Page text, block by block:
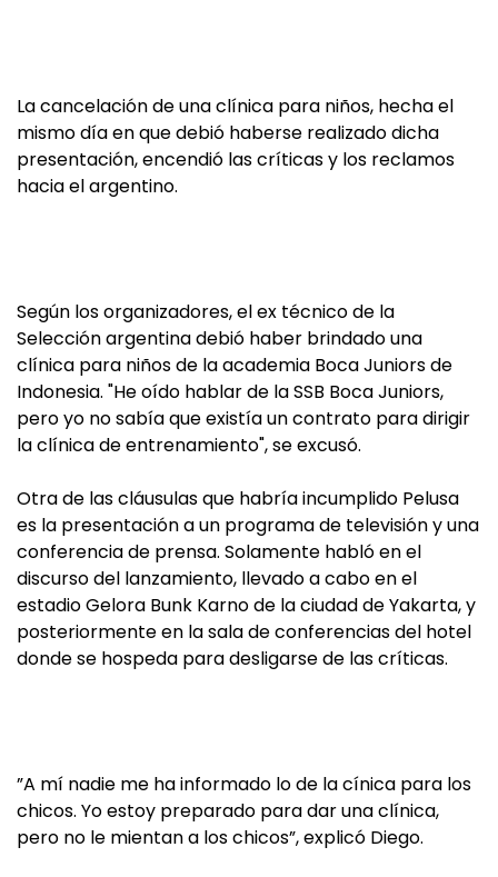
La cancelación de una clínica para niños, hecha el
mismo día en que debió haberse realizado dicha
presentación, encendió las críticas y los reclamos
hacia el argentino.
Según los organizadores, el ex técnico de la
Selección argentina debió haber brindado una
clínica para niños de la academia Boca Juniors de
Indonesia. "He oído hablar de la SSB Boca Juniors,
pero yo no sabía que existía un contrato para dirigir
la clínica de entrenamiento", se excusó.
Otra de las cláusulas que habría incumplido Pelusa
es la presentación a un programa de televisión y una
conferencia de prensa. Solamente habló en el
discurso del lanzamiento, llevado a cabo en el
estadio Gelora Bunk Karno de la ciudad de Yakarta, y
posteriormente en la sala de conferencias del hotel
donde se hospeda para desligarse de las críticas.
”A mí nadie me ha informado lo de la cínica para los
chicos. Yo estoy preparado para dar una clínica,
pero no le mientan a los chicos”, explicó Diego.